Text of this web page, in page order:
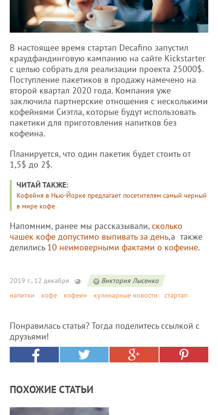
В настоящее время стартап Decafino запустил
краудфандинговую кампанию на сайте Kickstarter
с целью собрать для реализации проекта 25000$.
Поступление пакетиков в продажу намечено на
второй квартал 2020 года. Компания уже
заключила партнерские отношения с несколькими
кофейнями Сиэтла, которые будут использовать
пакетики для приготовления напитков без
кофеина.
Планируется, что один пакетик будет стоить от
1,5$ до 2$.
ЧИТАЙ ТАКЖЕ:
Кофейня в Нью-Йорке предлагает посетителям самый черный
в мире кофе
Напомним, ранее мы рассказывали, сколько
чашек кофе допустимо выпивать за день,а также
делились 10 неимоверными фактами о кофеине.
2019 г., 12 декабря
Виктория Лысенко
напитки
кофе кофеин кулинарные новости стартап
Понравилась статья? Тогда поделитесь ссылкой с
друзьями!
ПОХОЖИЕ СТАТЬИ